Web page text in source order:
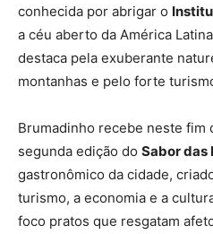
conhecida por abrigar o
a céu aberto da América
destaca pela exuberante
montanhas e pelo forte
Brumadinho recebe neste fim
segunda edição do Sabor das
gastronômico da cidade,
turismo, a economia e a
foco pratos que resgatam